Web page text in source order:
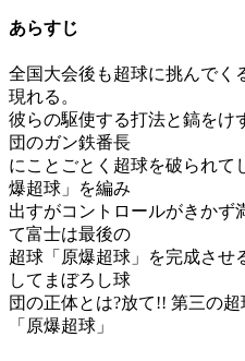
あらすじ
全国大会後も超球に挑んでく
現れる。
彼らの駆使する打法と鎬をけ
団のガン鉄番長
にことごとく超球を破られて
爆超球」を編み
出すがコントロールがきかず
て富士は最後の
超球「原爆超球」を完成させ
してまぼろし球
団の正体とは?放て!! 第三の
「原爆超球」